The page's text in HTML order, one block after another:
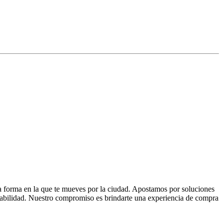
en la que te mueves por la ciudad. Apostamos por soluciones
Nuestro compromiso es brindarte una experiencia de compra